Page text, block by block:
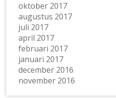
oktober 2017
augustus 2017
juli 2017
april 2017
februari 2017
januari 2017
december 2016
november 2016